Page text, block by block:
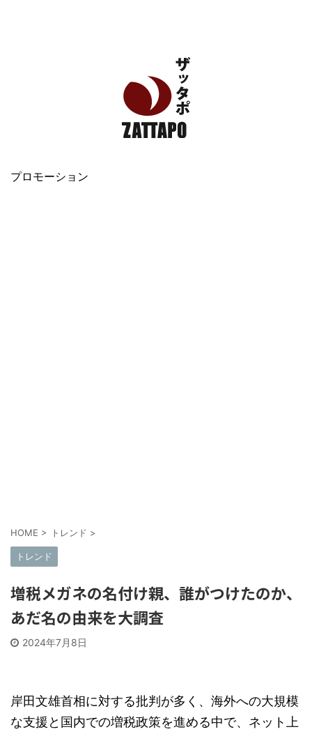
プロモーション
HOME > トレンド >
トレンド
増税メガネの名付け親、誰がつけたのか、
あだ名の由来を大調査
2024年7月8日
岸田文雄首相に対する批判が多く、海外への大規模
な支援と国内での増税政策を進める中で、ネット上